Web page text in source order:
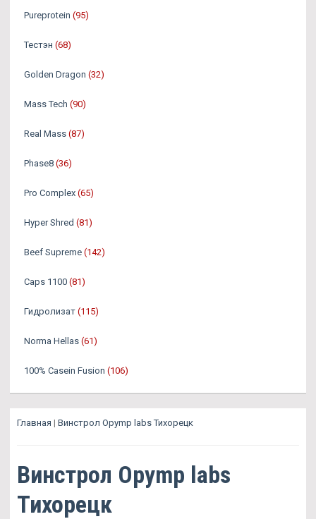
Pureprotein (95)
Тестэн (68)
Golden Dragon (32)
Mass Tech (90)
Real Mass (87)
Phase8 (36)
Pro Complex (65)
Hyper Shred (81)
Beef Supreme (142)
Caps 1100 (81)
Гидролизат (115)
Norma Hellas (61)
100% Casein Fusion (106)
Главная | Винстрол Opymp labs Тихорецк
Винстрол Opymp labs
Тихорецк